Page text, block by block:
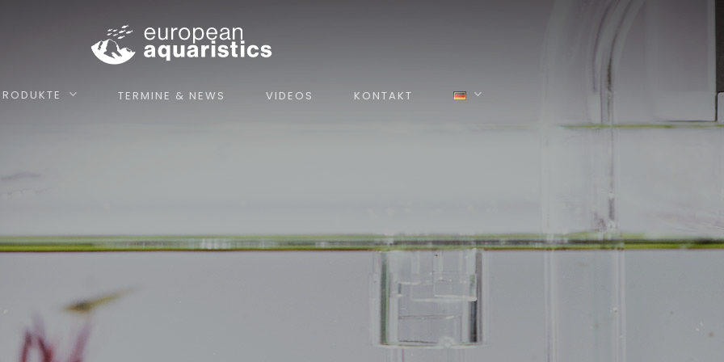
TERMINE & NEWS VIDEOS KONTAKT